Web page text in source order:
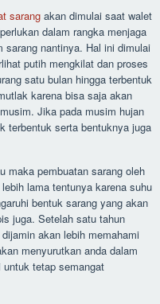
sarang akan dimulai saat walet
dalam rangka menjaga
sarang nantinya. Hal ini dimulai
putih mengkilat dan proses
satu bulan hingga terbentuk
karena bisa saja akan
Jika pada musim hujan
terbentuk serta bentuknya juga
maka pembuatan sarang oleh
lama tentunya karena suhu
bentuk sarang yang akan
juga. Setelah satu tahun
akan lebih memahami
menyurutkan anda dalam
untuk tetap semangat